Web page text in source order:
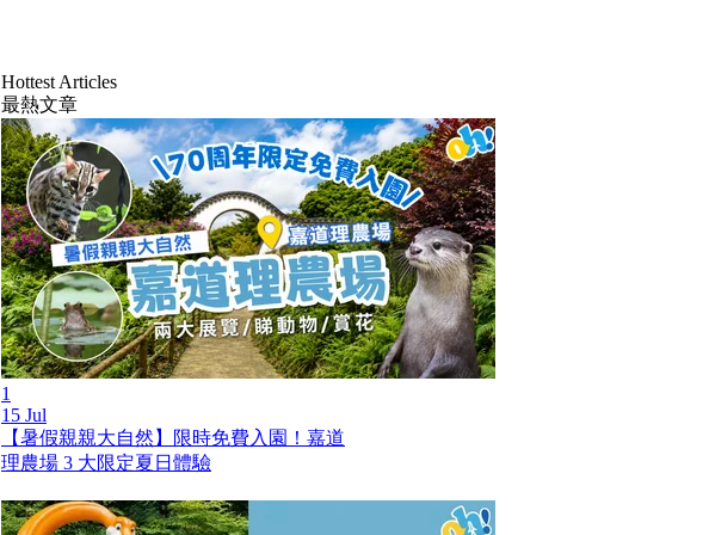
Hottest Articles
最熱文章
1
15 Jul
【暑假親親大自然】限時免費入園！嘉道
理農場 3 大限定夏日體驗